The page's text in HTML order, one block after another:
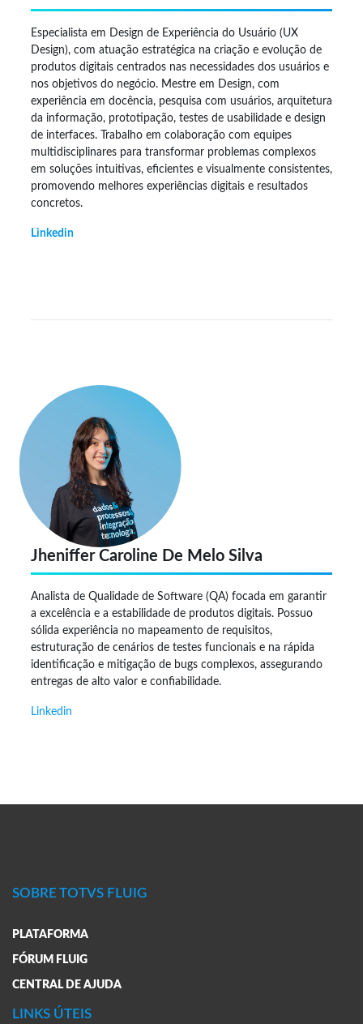
Especialista em Design de Experiência do Usuário (UX
Design), com atuação estratégica na criação e evolução de
produtos digitais centrados nas necessidades dos usuários e
nos objetivos do negócio. Mestre em Design, com
experiência em docência, pesquisa com usuários, arquitetura
da informação, prototipação, testes de usabilidade e design
de interfaces. Trabalho em colaboração com equipes
multidisciplinares para transformar problemas complexos
em soluções intuitivas, eficientes e visualmente consistentes,
promovendo melhores experiências digitais e resultados
concretos.
Linkedin
Jheniffer Caroline De Melo Silva
Analista de Qualidade de Software (QA) focada em garantir
a excelência e a estabilidade de produtos digitais. Possuo
sólida experiência no mapeamento de requisitos,
estruturação de cenários de testes funcionais e na rápida
identificação e mitigação de bugs complexos, assegurando
entregas de alto valor e confiabilidade.
Linkedin
SOBRE TOTVS FLUIG
PLATAFORMA
FÓRUM FLUIG
CENTRAL DE AJUDA
LINKS ÚTEIS